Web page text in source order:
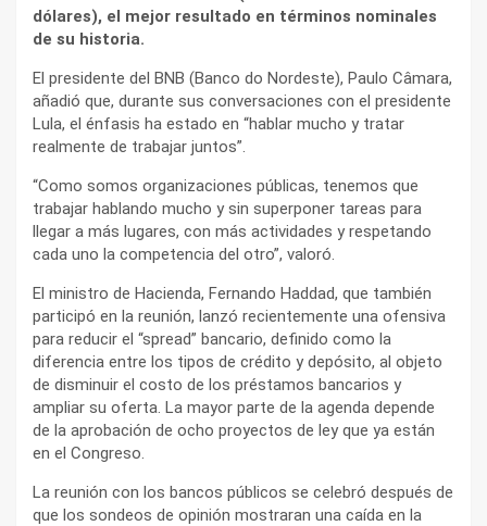
dólares), el mejor resultado en términos nominales
de su historia.
El presidente del BNB (Banco do Nordeste), Paulo Câmara,
añadió que, durante sus conversaciones con el presidente
Lula, el énfasis ha estado en “hablar mucho y tratar
realmente de trabajar juntos”.
“Como somos organizaciones públicas, tenemos que
trabajar hablando mucho y sin superponer tareas para
llegar a más lugares, con más actividades y respetando
cada uno la competencia del otro”, valoró.
El ministro de Hacienda, Fernando Haddad, que también
participó en la reunión, lanzó recientemente una ofensiva
para reducir el “spread” bancario, definido como la
diferencia entre los tipos de crédito y depósito, al objeto
de disminuir el costo de los préstamos bancarios y
ampliar su oferta. La mayor parte de la agenda depende
de la aprobación de ocho proyectos de ley que ya están
en el Congreso.
La reunión con los bancos públicos se celebró después de
que los sondeos de opinión mostraran una caída en la